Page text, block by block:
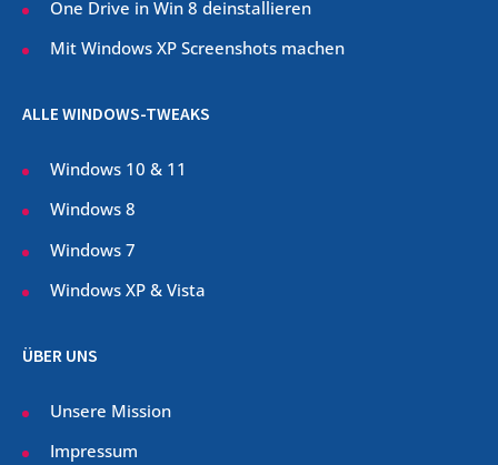
One Drive in Win 8 deinstallieren
Mit Windows XP Screenshots machen
ALLE WINDOWS-TWEAKS
Windows 10 & 11
Windows 8
Windows 7
Windows XP & Vista
ÜBER UNS
Unsere Mission
Impressum